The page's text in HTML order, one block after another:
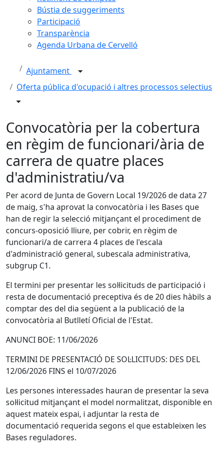
Bústia de suggeriments
Participació
Transparència
Agenda Urbana de Cervelló
Ajuntament
Oferta pública d'ocupació i altres processos selectius
Convocatòria per la cobertura
en règim de funcionari/ària de
carrera de quatre places
d'administratiu/va
Per acord de Junta de Govern Local 19/2026 de data 27
de maig, s'ha aprovat la convocatòria i les Bases que
han de regir la selecció mitjançant el procediment de
concurs-oposició lliure, per cobrir, en règim de
funcionari/a de carrera 4 places de l'escala
d'administració general, subescala administrativa,
subgrup C1.
El termini per presentar les sol·licituds de participació i
resta de documentació preceptiva és de 20 dies hàbils a
comptar des del dia següent a la publicació de la
convocatòria al Butlletí Oficial de l'Estat.
ANUNCI BOE: 11/06/2026
TERMINI DE PRESENTACIÓ DE SOL·LICITUDS: DES DEL
12/06/2026 FINS el 10/07/2026
Les persones interessades hauran de presentar la seva
sol·licitud mitjançant el model normalitzat, disponible en
aquest mateix espai, i adjuntar la resta de
documentació requerida segons el que estableixen les
Bases reguladores.